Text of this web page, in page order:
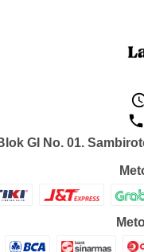
GI No. 01.